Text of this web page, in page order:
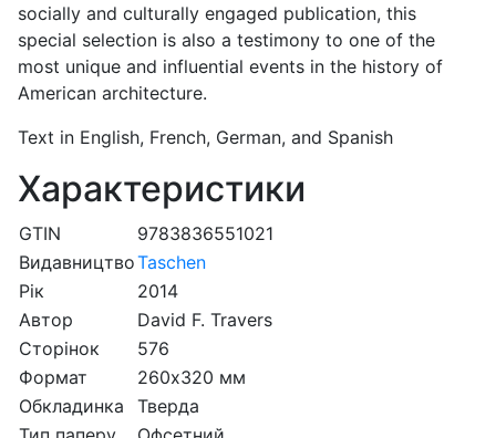
socially and culturally engaged publication, this
special selection is also a testimony to one of the
most unique and influential events in the history of
American architecture.
Text in English, French, German, and Spanish
Характеристики
GTIN
9783836551021
ВидавництвоTaschen
Рік
2014
Автор
David F. Travers
Сторінок
576
Формат
260х320 мм
Обкладинка
Тверда